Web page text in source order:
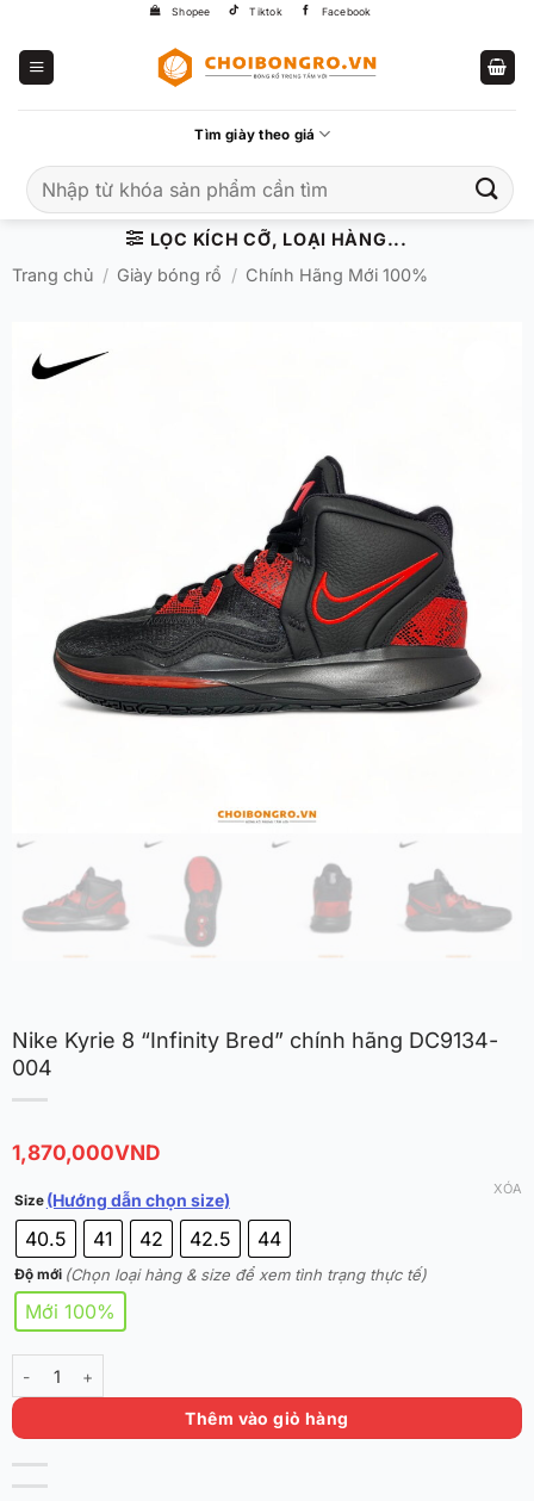
Shopee Tiktok Facebook
Tìm giày theo giá
kiếm:
LỌC KÍCH CỠ, LOẠI HÀNG...
Trang chủ / Giày bóng rổ / Chính Hãng Mới 100%
Nike Kyrie 8 “Infinity Bred” chính hãng DC9134-
004
1,870,000VND
Size (Hướng dẫn chọn size)
40.5 41 42 42.5 44
Độ mới (Chọn loại hàng & size để xem tình trạng thực tế)
Mới 100%
XÓA
Nike Kyrie 8 "Infinity Bred" chính hãng DC9134-004 số lượng
Thêm vào giỏ hàng